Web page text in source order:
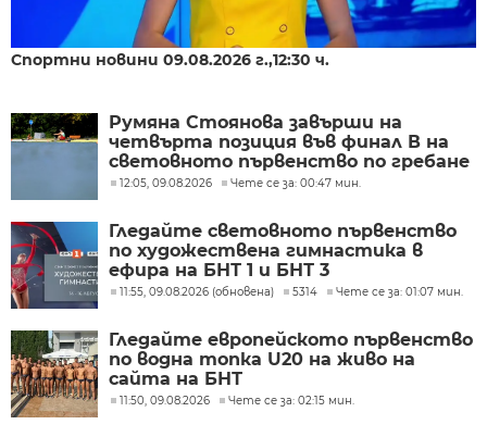
Спортни новини 09.08.2026 г.,12:30 ч.
Румяна Стоянова завърши на
четвърта позиция във финал В на
световното първенство по гребане
12:05, 09.08.2026 Чете се за: 00:47 мин.
Гледайте световното първенство
по художествена гимнастика в
ефира на БНТ 1 и БНТ 3
11:55, 09.08.2026 (обновена) 5314 Чете се за: 01:07 мин.
Гледайте европейското първенство
по водна топка U20 на живо на
сайта на БНТ
11:50, 09.08.2026 Чете се за: 02:15 мин.